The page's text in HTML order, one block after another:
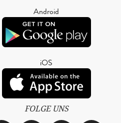
Android
iOS
FOLGE UNS